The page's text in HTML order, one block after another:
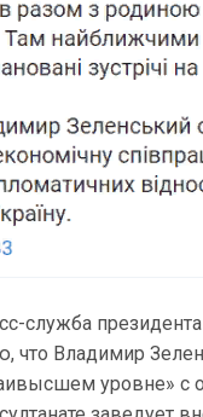
служба
что Владимир
уровне»